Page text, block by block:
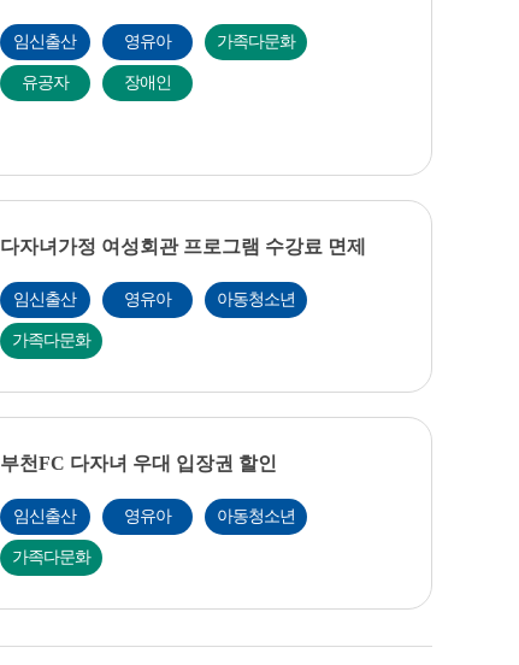
임신출산 영유아 가족다문화
유공자 장애인
다자녀가정 여성회관 프로그램 수강료 면제
임신출산 영유아 아동청소년
가족다문화
부천FC 다자녀 우대 입장권 할인
임신출산 영유아 아동청소년
가족다문화